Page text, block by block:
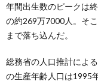
年間出生数のピークは
の約269万7000人。そ
まで落ち込んだ。
総務省の人口推計によ
の生産年齢人口は1995